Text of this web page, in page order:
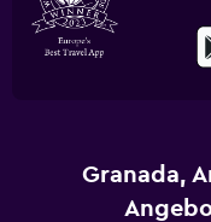
Granada,